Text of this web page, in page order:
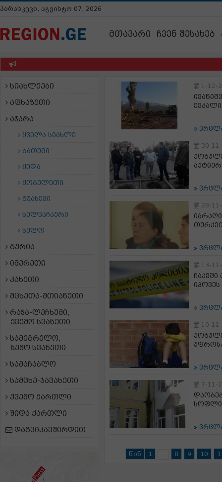
პარასკევი, აგვისტო 07, 2026
მთავარი ჩვენ შესახებ
სიახლეები
აფხაზეთი
აჭარა
ყველა სიახლე
ბათუმი
ქედა
ქობულეთი
შუახევი
ხელვაჩაური
ხულო
გურია
იმერეთი
კახეთი
მცხეთა-მთიანეთი
რაჭა-ლეჩხუმი,
ქვემო სვანეთი
სამეგრელო,
ზემო სვანეთი
სამაჩაბლო
სამცხე-ჯავახეთი
ქვემო ქართლი
შიდა ქართლი
დაგვიკავშირდით
1-12-
30-
28-
13-
იპოვეს
10-
7-11-
წინ 1 8 9 10